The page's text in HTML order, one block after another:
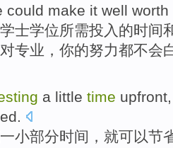
could make it well worth
学士学位所需投入 的时间
对专业 ， 你的努力都不会
a little time
一小部分时间 ，就可以节